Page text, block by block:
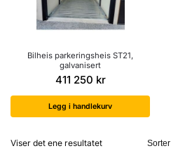
Bilheis parkeringsheis ST21,
galvanisert
411 250 kr
Legg i handlekurv
Viser det ene resultatet